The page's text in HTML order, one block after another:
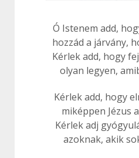
Ó Istenem add,
hozzád a járvány,
Kérlek add, hogy
olyan legyen,
Kérlek add, hogy
miképpen Jézus
Kérlek adj
azoknak, akik